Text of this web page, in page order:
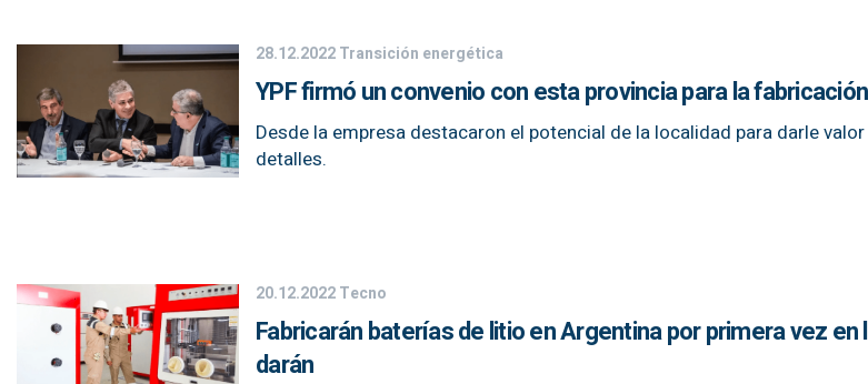
28.12.2022Transición energética
YPF firmó un convenio con esta provincia para la
Desde la empresa destacaron el potencial de la localidad para darle
detalles.
20.12.2022Tecno
Fabricarán baterías de litio en Argentina por primera vez en
darán